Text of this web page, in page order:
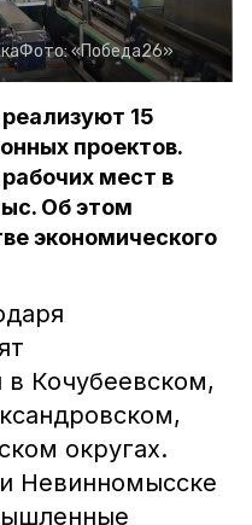
Фото:«Победа26»
15
проектов.
мест в
Об этом
экономического
в Кочубеевском,
округах.
Невинномысске